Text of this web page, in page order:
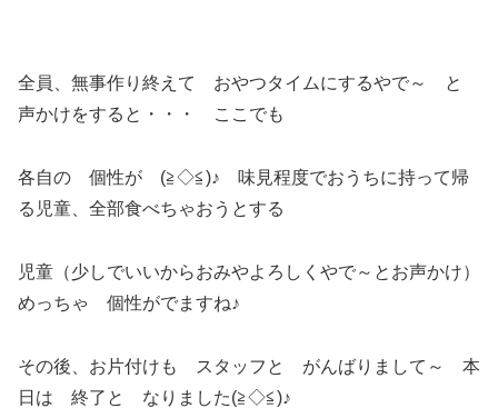
全員、無事作り終えて おやつタイムにするやで～ と
声かけをすると・・・ ここでも
各自の 個性が (≧◇≦)♪ 味見程度でおうちに持って帰
る児童、全部食べちゃおうとする
児童（少しでいいからおみやよろしくやで～とお声かけ）
めっちゃ 個性がでますね♪
その後、お片付けも スタッフと がんばりまして～ 本
日は 終了と なりました(≧◇≦)♪